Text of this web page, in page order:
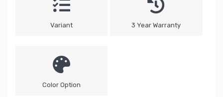
Variant 3 Year Warranty
Color Option